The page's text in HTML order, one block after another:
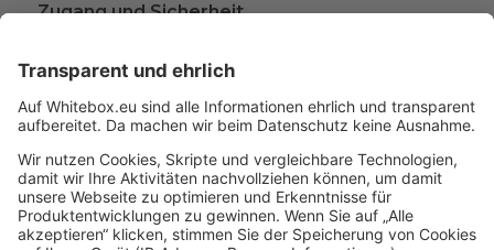
Zugang und Sicherheit
Beschwerden
Wissen rund ums Anlegen
Glossar
A